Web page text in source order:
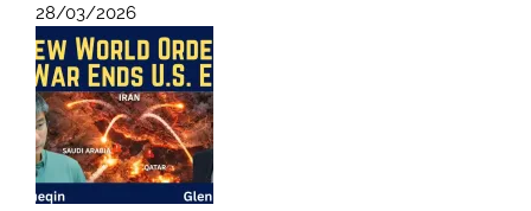
28/03/2026